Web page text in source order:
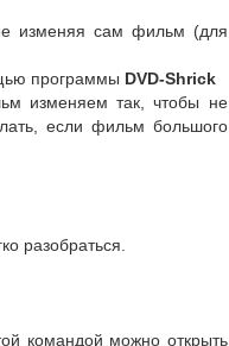
изменяя сам фильм (для
программы DVD-Shrick
изменяем так, чтобы не
если фильм большого
разобраться.
командой можно открыть